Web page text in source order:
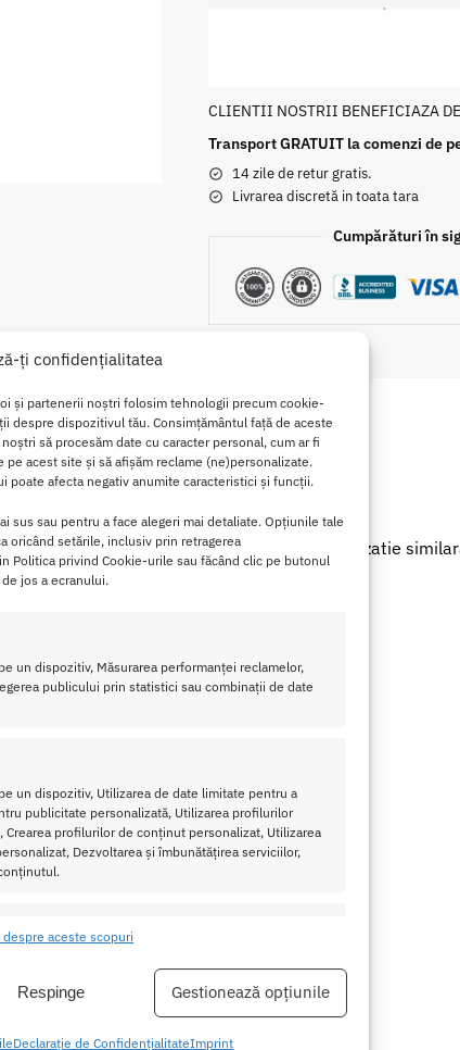
ți confidențialitatea
și partenerii noștri folosim tehnologii precum cookie-
despre dispozitivul tău. Consimțământul față de aceste
să procesăm date cu caracter personal, cum ar fi
acest site și să afișăm reclame (ne)personalizate.
poate afecta negativ anumite caracteristici și funcții.
sus sau pentru a face alegeri mai detaliate. Opțiunile tale
oricând setările, inclusiv prin retragerea
Politica privind Cookie-urile sau făcând clic pe butonul
jos a ecranului.
un dispozitiv, Măsurarea performanței reclamelor,
publicului prin statistici sau combinații de date
un dispozitiv, Utilizarea de date limitate pentru a
publicitate personalizată, Utilizarea profilurilor
profilurilor de conținut personalizat, Utilizarea
Dezvoltarea și îmbunătățirea serviciilor,
informațiilor transmise automat.
aceste scopuri
Respinge Gestionează opțiunile
Declarație de ConfidențialitateImprint
CLIENTII NOSTRII BENEFICIAZA
Transport GRATUIT la comenzi de
14 zile de retur gratis.
Livrarea discretă in toata tara
Cumpărături în
Brand Recenzii 0
inalta calitate, in forma de penis, cu o senzatie
are o suprafata usor curbata.
de apa.
cu apa